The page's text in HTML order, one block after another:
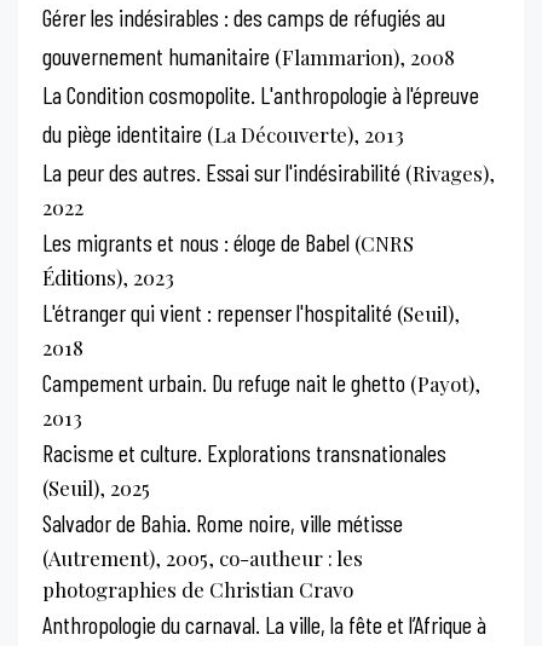
Gérer les indésirables : des camps de réfugiés au
gouvernement humanitaire (Flammarion), 2008
La Condition cosmopolite. L'anthropologie à l'épreuve
du piège identitaire (La Découverte), 2013
La peur des autres. Essai sur l'indésirabilité (Rivages),
2022
Les migrants et nous : éloge de Babel (CNRS
Éditions), 2023
L'étranger qui vient : repenser l'hospitalité (Seuil),
2018
Campement urbain. Du refuge nait le ghetto (Payot),
2013
Racisme et culture. Explorations transnationales
(Seuil), 2025
Salvador de Bahia. Rome noire, ville métisse
(Autrement), 2005, co-autheur : les
photographies de Christian Cravo
Anthropologie du carnaval. La ville, la fête et l’Afrique à